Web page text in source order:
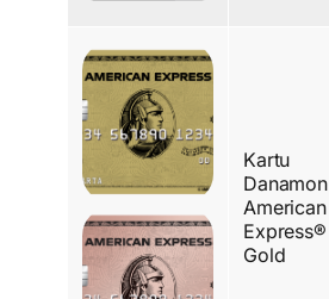
Kartu
Danamon
American
Express®
Gold